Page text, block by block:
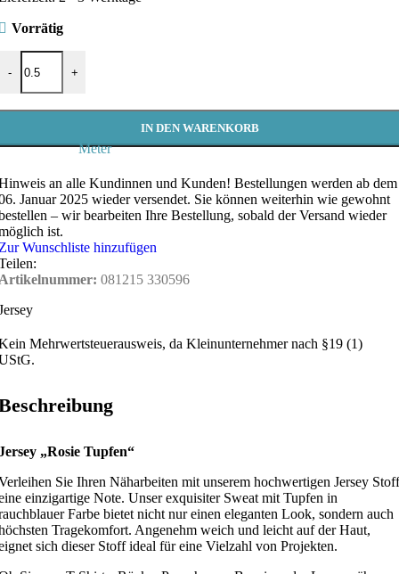
Vorrätig
-
- Rosie Tupfen, rauchblau - Meterware Menge
+
Meter
IN DEN WARENKORB
an alle Kundinnen und Kunden! Bestellungen werden ab dem
Januar 2025 wieder versendet. Sie können weiterhin wie gewohnt
– wir bearbeiten Ihre Bestellung, sobald der Versand wieder
ist.
Wunschliste hinzufügen
081215 330596
Mehrwertsteuerausweis, da Kleinunternehmer nach §19 (1)
„Rosie Tupfen“
Sie Ihren Näharbeiten mit unserem hochwertigen Jersey Stoff
einzigartige Note. Unser exquisiter Sweat mit Tupfen in
Farbe bietet nicht nur einen eleganten Look, sondern auch
Tragekomfort. Angenehm weich und leicht auf der Haut,
sich dieser Stoff ideal für eine Vielzahl von Projekten.